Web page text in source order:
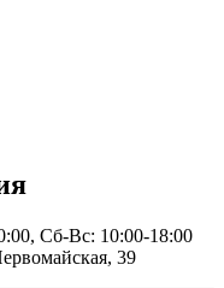
Сб-Вс: 10:00-18:00
39